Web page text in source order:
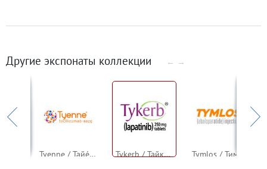
Другие экспонаты коллекции ← →
Tyenne / Тайе́нн / Тиенн (тоцилизумаб) Tykerb / Тайкёрб / Тайкерб (лапатиниб)